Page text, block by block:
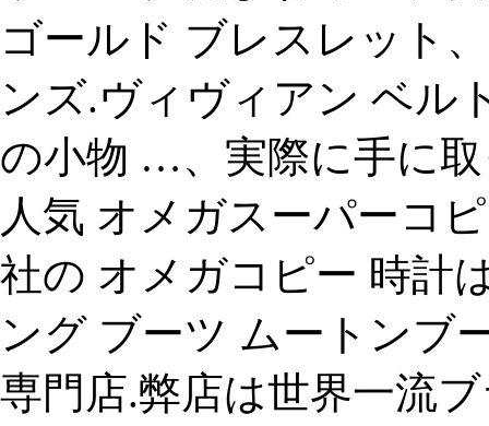
ゴールド ブレスレット
ンズ.ヴィヴィアン ベル
の小物 …、実際に手に
人気 オメガスーパーコ
社の オメガコピー 時計
ング ブーツ ムートンブ
専門店.弊店は世界一流